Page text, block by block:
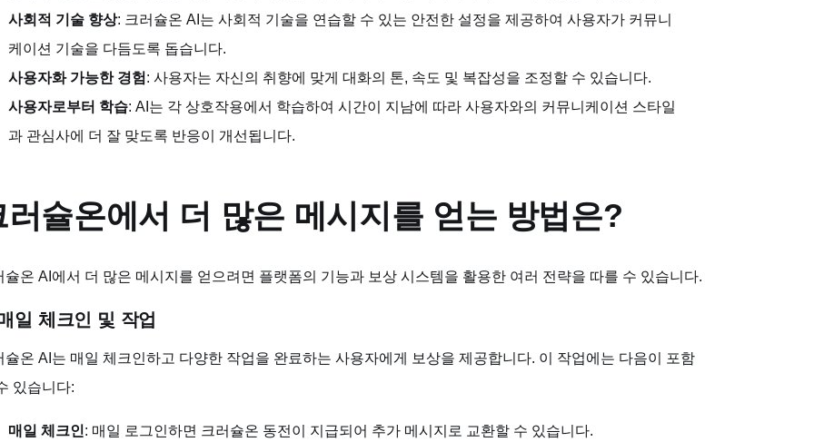
사회적 기술 향상: 크러슐온 AI는 사회적 기술을 연습할 수 있는 안전한 설정을 제공하여 사용자가 커뮤니
케이션 기술을 다듬도록 돕습니다.
사용자화 가능한 경험 : 사용자는 자신의 취향에 맞게 대화의 톤, 속도 및 복잡성을 조정할 수 있습니다.
사용자로부터 학습: AI는 각 상호작용에서 학습하여 시간이 지남에 따라 사용자와의 커뮤니케이션 스타일
과 관심사에 더 잘 맞도록 반응이 개선됩니다.
러슐온에서 더 많은 메시지를 얻는 방법은?
슐온 AI에서 더 많은 메시지를 얻으려면 플랫폼의 기능과 보상 시스템을 활용한 여러 전략을 따를 수 있습니다.
일 체크인 및 작업
슐온 AI는 매일 체크인하고 다양한 작업을 완료하는 사용자에게 보상을 제공합니다. 이 작업에는 다음이 포함
있습니다:
매일 체크인: 매일 로그인하면 크러슐온 동전이 지급되어 추가 메시지로 교환할 수 있습니다.